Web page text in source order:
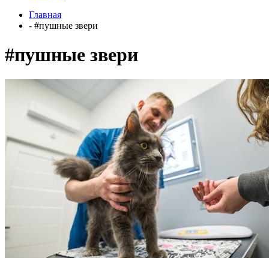
Главная
- #пушные звери
#пушные звери